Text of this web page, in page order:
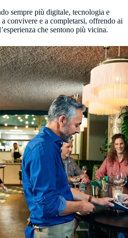
sempre più digitale, tecnologia e
convivere e a completarsi, offrendo ai
che sentono più vicina.